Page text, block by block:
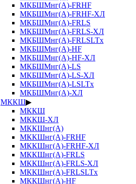
МКБШМнг(А)-FRHF
МКБШМнг(А)-FRHF-ХЛ
МКБШМнг(А)-FRLS
МКБШМнг(А)-FRLS-ХЛ
МКБШМнг(А)-FRLSLTx
МКБШМнг(А)-HF
МКБШМнг(А)-HF-ХЛ
МКБШМнг(А)-LS
МКБШМнг(А)-LS-ХЛ
МКБШМнг(А)-LSLTx
МКБШМнг(А)-ХЛ
МККШ▶
МККШ
МККШ-ХЛ
МККШнг(А)
МККШнг(А)-FRHF
МККШнг(А)-FRHF-ХЛ
МККШнг(А)-FRLS
МККШнг(А)-FRLS-ХЛ
МККШнг(А)-FRLSLTx
МККШнг(А)-HF